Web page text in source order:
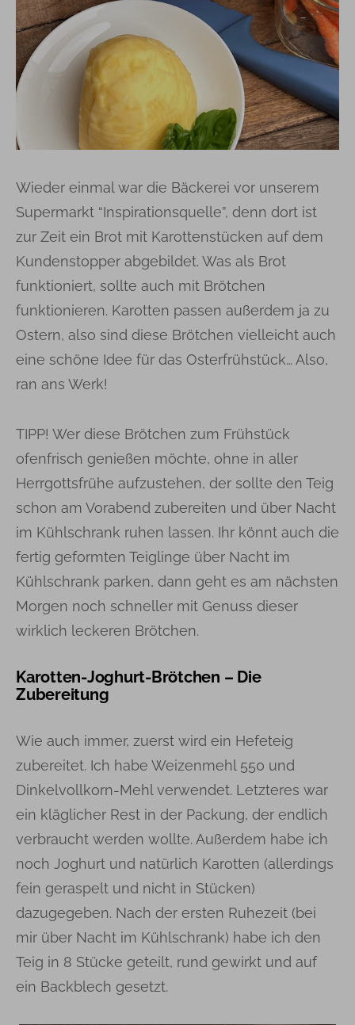
Wieder einmal war die Bäckerei vor unserem
Supermarkt “Inspirationsquelle”, denn dort ist
zur Zeit ein Brot mit Karottenstücken auf dem
Kundenstopper abgebildet. Was als Brot
funktioniert, sollte auch mit Brötchen
funktionieren. Karotten passen außerdem ja zu
Ostern, also sind diese Brötchen vielleicht auch
eine schöne Idee für das Osterfrühstück… Also,
ran ans Werk!
TIPP! Wer diese Brötchen zum Frühstück
ofenfrisch genießen möchte, ohne in aller
Herrgottsfrühe aufzustehen, der sollte den Teig
schon am Vorabend zubereiten und über Nacht
im Kühlschrank ruhen lassen. Ihr könnt auch die
fertig geformten Teiglinge über Nacht im
Kühlschrank parken, dann geht es am nächsten
Morgen noch schneller mit Genuss dieser
wirklich leckeren Brötchen.
Karotten-Joghurt-Brötchen – Die
Zubereitung
Wie auch immer, zuerst wird ein Hefeteig
zubereitet. Ich habe Weizenmehl 550 und
Dinkelvollkorn-Mehl verwendet. Letzteres war
ein kläglicher Rest in der Packung, der endlich
verbraucht werden wollte. Außerdem habe ich
noch Joghurt und natürlich Karotten (allerdings
fein geraspelt und nicht in Stücken)
dazugegeben. Nach der ersten Ruhezeit (bei
mir über Nacht im Kühlschrank) habe ich den
Teig in 8 Stücke geteilt, rund gewirkt und auf
ein Backblech gesetzt.